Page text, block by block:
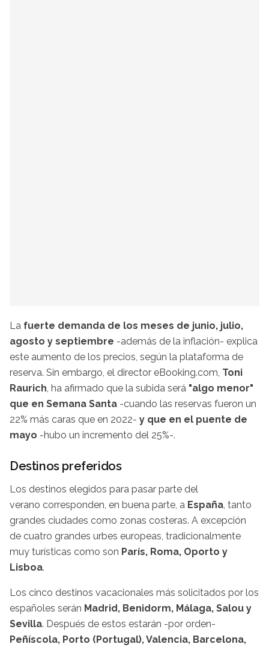
La fuerte demanda de los meses de junio, julio,
agosto y septiembre -además de la inflación- explica
este aumento de los precios, según la plataforma de
reserva. Sin embargo, el director eBooking.com, Toni
Raurich, ha afirmado que la subida será "algo menor"
que en Semana Santa -cuando las reservas fueron un
22% más caras que en 2022- y que en el puente de
mayo -hubo un incremento del 25%-.
Destinos preferidos
Los destinos elegidos para pasar parte del
verano corresponden, en buena parte, a España, tanto
grandes ciudades como zonas costeras. A excepción
de cuatro grandes urbes europeas, tradicionalmente
muy turísticas como son París, Roma, Oporto y
Lisboa.
Los cinco destinos vacacionales más solicitados por los
españoles serán Madrid, Benidorm, Málaga, Salou y
Sevilla. Después de estos estarán -por orden-
Peñíscola, Porto (Portugal), Valencia, Barcelona,